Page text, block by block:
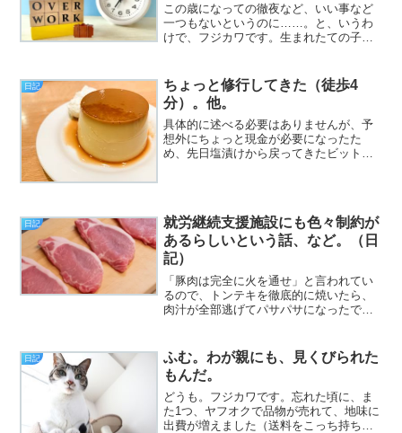
この歳になっての徹夜など、いい事など
一つもないというのに……。と、いうわ
けで、フジカワです。生まれたての子鹿
いった話です。ﾚﾃﾞｨｺﾞｰ
日記
ちょっと修行してきた（徒歩4
分）。他。
具体的に述べる必要はありませんが、予
想外にちょっと現金が必要になったた
め、先日塩漬けから戻ってきたビットコ
日記
就労継続支援施設にも色々制約が
あるらしいという話、など。（日
記）
「豚肉は完全に火を通せ」と言われてい
るので、トンテキを徹底的に焼いたら、
肉汁が全部逃げてパサパサになったでご
い！ 買ってこい！」と突如下命され、
渋々ながら近所のドラッグスト...
日記
ふむ。わが親にも、見くびられた
もんだ。
どうも。フジカワです。忘れた頃に、ま
た1つ、ヤフオクで品物が売れて、地味に
出費が増えました（送料をこっち持ちに